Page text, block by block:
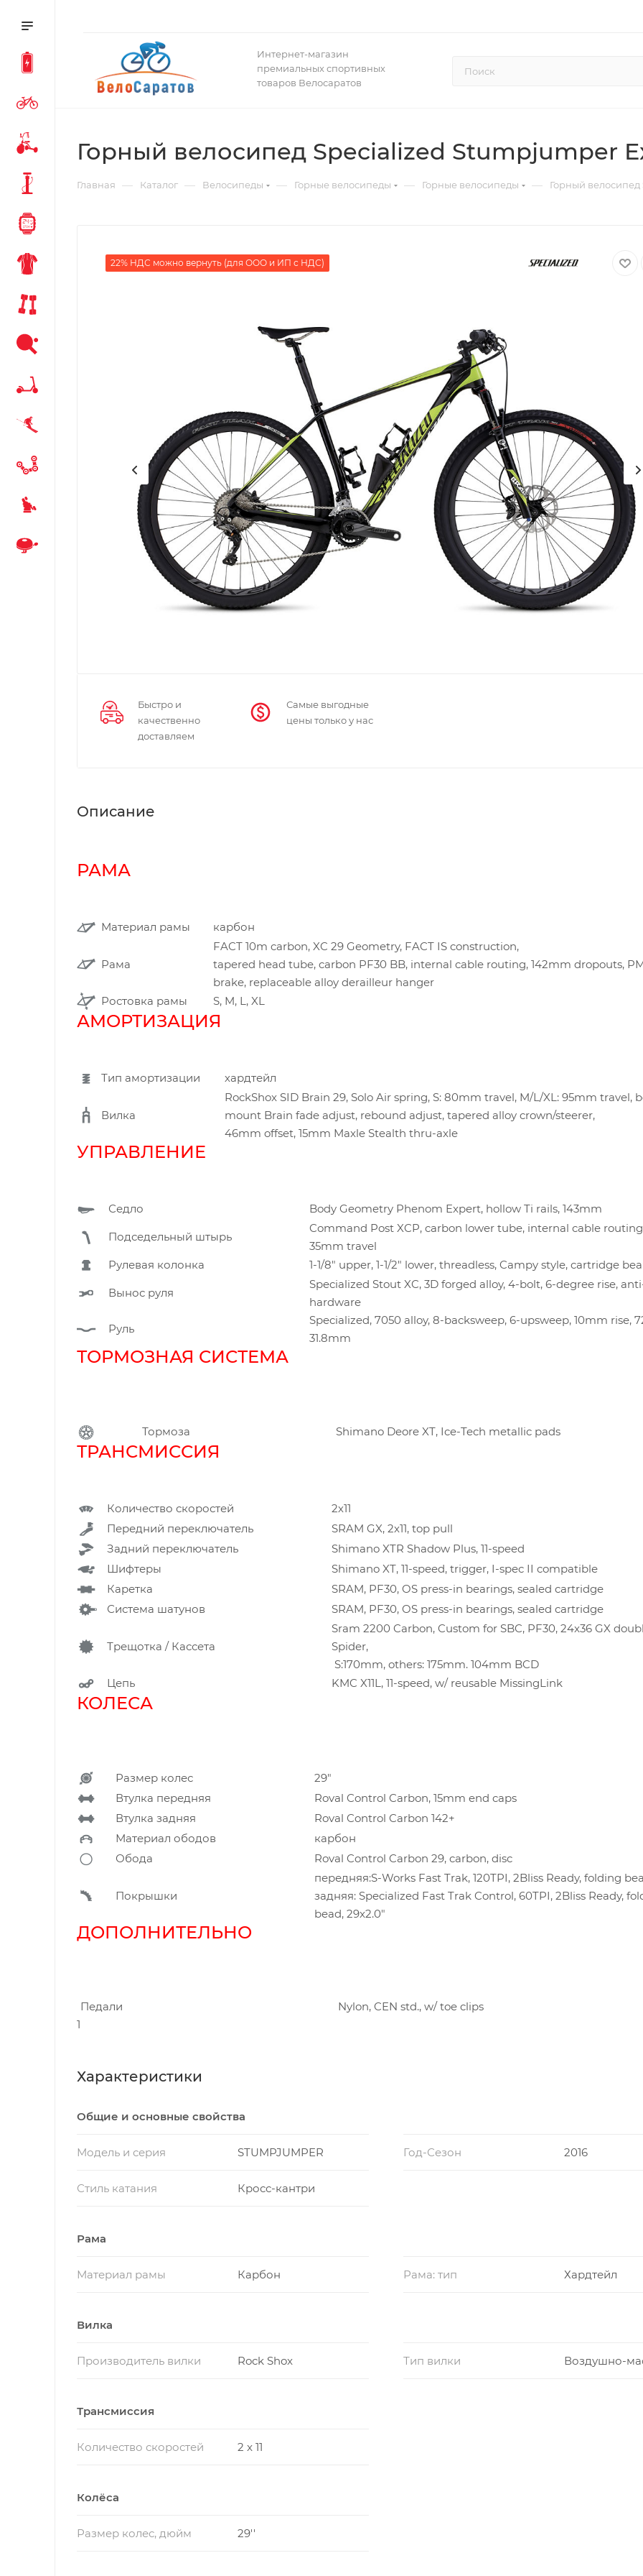
Интернет-магазин
премиальных спортивных
товаров Велосаратов
Горный велосипед Specialized Stumpjumper
Главная — Каталог — Велосипеды — Горные велосипеды — Горные велосипеды — Горный
22% НДС можно вернуть (для ООО и ИП с НДС)
Быстро и
качественно
доставляем
Самые выгодные
цены только у нас
Описание
РАМА
Материал рамы карбон
Рама
FACT 10m carbon, XC 29 Geometry, FACT IS construction,
tapered head tube, carbon PF30 BB, internal cable routing, 142mm dropouts,
brake, replaceable alloy derailleur
Ростовка рамы
S, M, L, XL
АМОРТИЗАЦИЯ
Тип амортизации хардтейл
Вилка
RockShox SID Brain 29, Solo Air spring, S: 80mm travel, M/L/XL: 95mm travel,
mount Brain fade adjust, rebound adjust, tapered alloy crown/steerer,
46mm offset, 15mm Maxle Stealth thru-axle
УПРАВЛЕНИЕ
Седло Body Geometry Phenom Expert, hollow Ti rails, 143mm
Подседельный штырь
Command Post XCP, carbon lower tube, internal cable
35mm travel
Рулевая колонка
1-1/8" upper, 1-1/2" lower, threadless, Campy style, cartridge
Вынос руля
Specialized Stout XC, 3D forged alloy, 4-bolt, 6-degree rise,
hardware
Руль
Specialized, 7050 alloy, 8-backsweep, 6-upsweep, 10mm rise,
31.8mm
ТОРМОЗНАЯ СИСТЕМА
Тормоза Shimano Deore XT, Ice-Tech metallic pads
ТРАНСМИССИЯ
Количество скоростей
2х11
Передний переключатель
SRAM GX, 2x11, top pull
Задний переключатель
Shimano XTR Shadow Plus, 11-speed
Шифтеры
Shimano XT, 11-speed, trigger, I-spec II compatible
Каретка
SRAM, PF30, OS press-in bearings, sealed cartridge
Система шатунов
SRAM, PF30, OS press-in bearings, sealed cartridge
Трещотка / Кассета
Sram 2200 Carbon, Custom for SBC, PF30, 24x36 GX
Spider,
S:170mm, others: 175mm. 104mm BCD
Цепь
KMC X11L, 11-speed, w/ reusable MissingLink
КОЛЕСА
Размер колес
29"
Втулка передняя
Roval Control Carbon, 15mm end caps
Втулка задняя
Roval Control Carbon 142+
Материал ободов
карбон
Обода
Roval Control Carbon 29, carbon, disc
Покрышки
передняя:S-Works Fast Trak, 120TPI, 2Bliss Ready, folding
задняя: Specialized Fast Trak Control, 60TPI, 2Bliss Ready,
bead, 29x2.0"
ДОПОЛНИТЕЛЬНО
Педали
Nylon, CEN std., w/ toe clips
1
Характеристики
Общие и основные свойства
Модель и серия STUMPJUMPER Год-Сезон 2016
Стиль катания Кросс-кантри
Рама
Материал рамы Карбон Рама: тип Хардтейл
Вилка
Производитель вилки Rock Shox Тип вилки Воздушно-
Трансмиссия
Количество скоростей 2 x 11
Колёса
Размер колес, дюйм 29''